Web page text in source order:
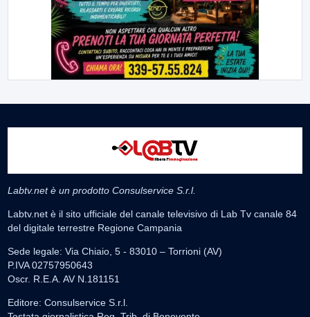
Labtv.net è un prodotto Consulservice S.r.l.
Labtv.net è il sito ufficiale del canale televisivo di Lab Tv canale 84
del digitale terrestre Regione Campania
Sede legale: Via Chiaio, 5 - 83010 – Torrioni (AV)
P.IVA 02757950643
Oscr. R.E.A. AV N.181151
Editore: Consulservice S.r.l.